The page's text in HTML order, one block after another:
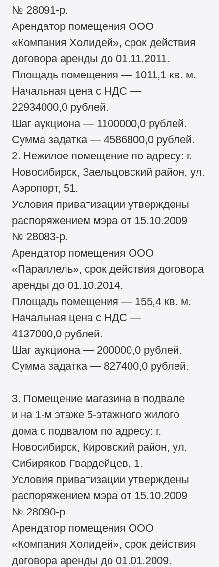
№ 28091-р.
Арендатор помещения ООО
«Компания Холидей», срок действия
договора аренды до 01.11.2011.
Площадь помещения — 1011,1 кв. м.
Начальная цена с НДС —
22934000,0 рублей.
Шаг аукциона — 1100000,0 рублей.
Сумма задатка — 4586800,0 рублей.
2. Нежилое помещение по адресу: г.
Новосибирск, Заельцовский район, ул.
Аэропорт, 51.
Условия приватизации утверждены
распоряжением мэра от 15.10.2009
№ 28083-р.
Арендатор помещения ООО
«Параллель», срок действия договора
аренды до 01.10.2014.
Площадь помещения — 155,4 кв. м.
Начальная цена с НДС —
4137000,0 рублей.
Шаг аукциона — 200000,0 рублей.
Сумма задатка — 827400,0 рублей.
3. Помещение магазина в подвале
и на 1-м этаже 5-этажного жилого
дома с подвалом по адресу: г.
Новосибирск, Кировский район, ул.
Сибиряков-Гвардейцев, 1.
Условия приватизации утверждены
распоряжением мэра от 15.10.2009
№ 28090-р.
Арендатор помещения ООО
«Компания Холидей», срок действия
договора аренды до 01.01.2009.